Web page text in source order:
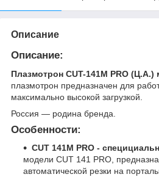
Описание
Описание:
Плазмотрон CUT-141M PRO (Ц.А.)
плазмотрон предназначен для
максимально высокой загрузкой.
Россия — родина бренда.
Особенности:
CUT 141M PRO -
модели CUT 141 PRO,
автоматической резки на